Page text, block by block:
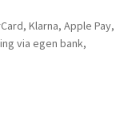
Klarna, Apple Pay,
via egen bank,